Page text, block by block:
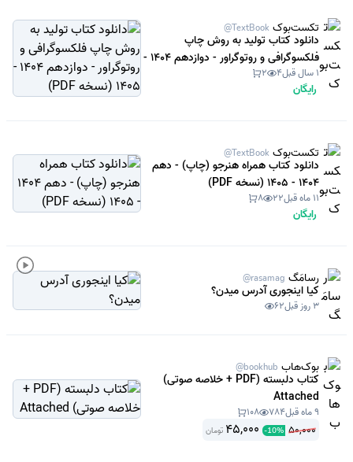
تکست‌بوک @TextBook
دانلود کتاب تولید به روش چاپ
فلکسوگرافی و روتوگراور - دوازدهم 1404 -
1405 (نسخه PDF)1 سال قبل 4
2
رایگان
تکست‌بوک @TextBook
دانلود کتاب همراه هنرجو (چاپ) - دهم
1404 - 1405 (نسخه PDF)
11 ماه قبل 22
8
رایگان
رسامَگ @rasamag
کیا اینجوری آدرس میدن؟
3 روز قبل 62
بوک‌هاب @bookhub
کتاب دلبسته (PDF + خلاصه صوتی)
Attached
9 ماه قبل 784
108
50,000
-10%
45,000 تومان